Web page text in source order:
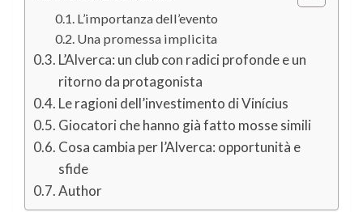
L’importanza dell’evento
Una promessa implicita
L’Alverca: un club con radici profonde e un
ritorno da protagonista
Le ragioni dell’investimento di Vinícius
Giocatori che hanno già fatto mosse simili
Cosa cambia per l’Alverca: opportunità e
sfide
Author